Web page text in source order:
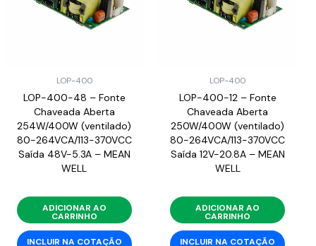
LOP-400
LOP-400-48 – Fonte
Chaveada Aberta
254W/400W (ventilado)
80-264VCA/113-370VCC
Saída 48V-5.3A – MEAN
WELL
ADICIONAR AO
CARRINHO
INCLUIR NA COTAÇÃO
LOP-400
LOP-400-12 – Fonte
Chaveada Aberta
250W/400W (ventilado)
80-264VCA/113-370VCC
Saída 12V-20.8A – MEAN
WELL
ADICIONAR AO
CARRINHO
INCLUIR NA COTAÇÃO